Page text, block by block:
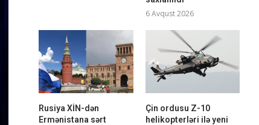
6 Avqust 2026
Rusiya XİN-dən
Ermənistana sərt
Çin ordusu Z-10
helikopterləri ilə yeni